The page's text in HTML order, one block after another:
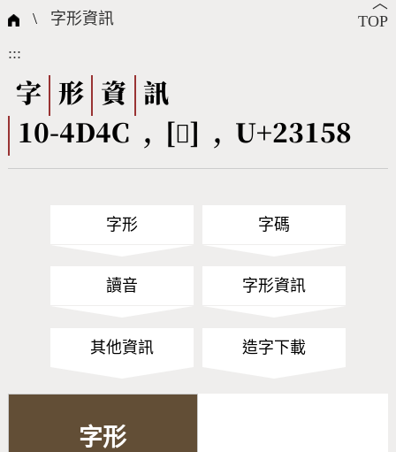
國際字碼相關組織
筆畫查詢
筆順序查詢
CNS查詢 Unicode查詢
全字庫授權 轉碼Web Service
個人電腦造字處理工具
字形下載
問題集
熱門查詢統計
TOP
\ 字形資訊
:::
字 形 資
訊
10-4D4C , [𣅘] , U+23158
字形 字碼
讀音 字形資訊
其他資訊 造字下載
字形